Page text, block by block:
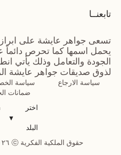
تابعنــا
تسعى جواهر عايشة على ابراز
يحمل اسمها كما تحرص دائماً
الجودة والتعامل وذلك يأتي
لذوق صديقات جواهر عايشة
سياسة الارجاع سياسة
ضمانات
اختر
البلد
▼
حقوق الملكية الفكرية ⓒ ٢٠٢٦ شركة جواهر عايشة